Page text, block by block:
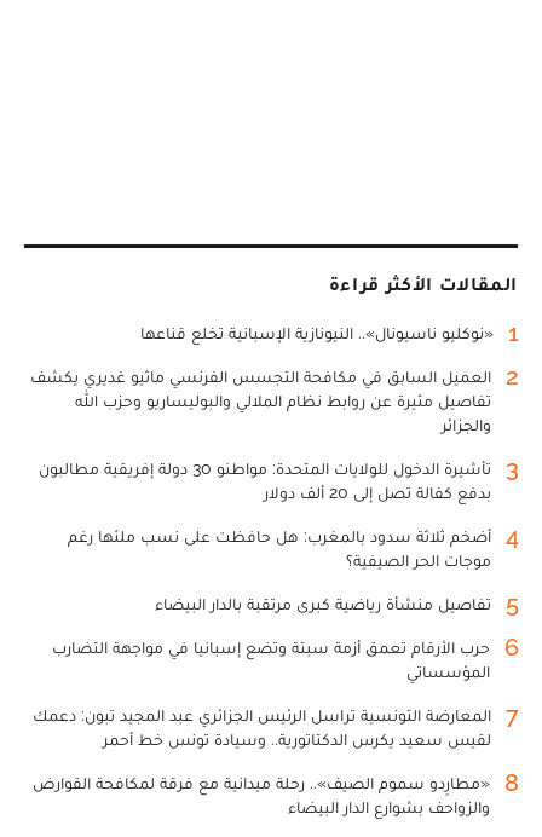
المقالات الأكثر قراءة
1 «نوكليو ناسيونال».. النيونازية الإسبانية تخلع قناعها
2
العميل السابق في مكافحة التجسس الفرنسي ماثيو غديري يكشف
تفاصيل مثيرة عن روابط نظام الملالي والبوليساريو وحزب الله
والجزائر
3
تأشيرة الدخول للولايات المتحدة: مواطنو 30 دولة إفريقية مطالبون
بدفع كفالة تصل إلى 20 ألف دولار
4
أضخم ثلاثة سدود بالمغرب: هل حافظت على نسب ملئها رغم
موجات الحر الصيفية؟
5 تفاصيل منشأة رياضية كبرى مرتقبة بالدار البيضاء
6
حرب الأرقام تعمق أزمة سبتة وتضع إسبانيا في مواجهة التضارب
المؤسساتي
7
المعارضة التونسية تراسل الرئيس الجزائري عبد المجيد تبون: دعمك
لقيس سعيد يكرس الدكتاتورية.. وسيادة تونس خط أحمر
8
«مطارِدو سموم الصيف».. رحلة ميدانية مع فرقة لمكافحة القوارض
والزواحف بشوارع الدار البيضاء